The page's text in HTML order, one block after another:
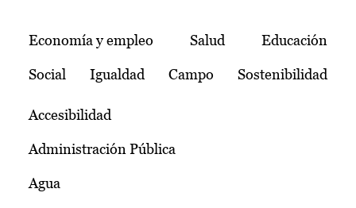
Temas
Economía y empleo Salud Educación
Social Igualdad Campo Sostenibilidad
Accesibilidad
Administración Pública
Agua